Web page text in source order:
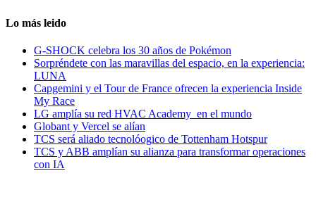
Lo más leido
G-SHOCK celebra los 30 años de Pokémon
Sorpréndete con las maravillas del espacio, en la experiencia:
LUNA
Capgemini y el Tour de France ofrecen la experiencia Inside
My Race
LG amplía su red HVAC Academy en el mundo
Globant y Vercel se alían
TCS será aliado tecnolóogico de Tottenham Hotspur
TCS y ABB amplían su alianza para transformar operaciones
con IA